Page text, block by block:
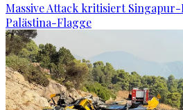
Massive Attack kritisiert
Palästina-Flagge